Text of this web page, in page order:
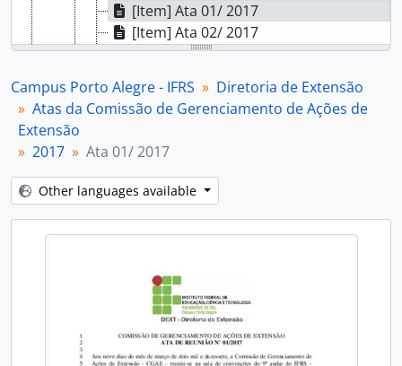
[Item] Ata 01/ 2017
[Item] Ata 02/ 2017
[Item] Ata 03/ 2017
[Item] Ata 05/ 2017
[Item] Ata 06/ 2017
[Item] Ata 08/ 2017
[Item] Ata 09/ 2017
[Subseries] 2018
[Subseries] 2019
[Subseries] 2022
[Subseries] 2023
[Subfonds] Diretoria de Gestão de Pessoas
[Subfonds] Diretoria de Pesquisa, Pós-Graduação e Inovação
Campus Porto Alegre - IFRS
Diretoria de Extensão
Atas da Comissão de Gerenciamento de Ações de
Extensão
2017
Ata 01/ 2017
Other languages available